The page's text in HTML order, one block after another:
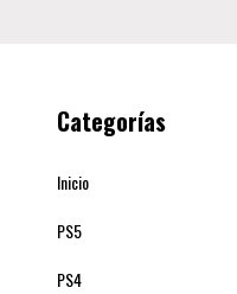
Categorías
Inicio
PS5
PS4